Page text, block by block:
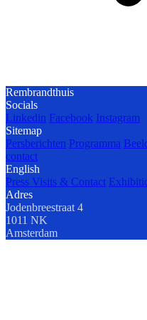
Rembrandthuis
Socials
Linkedin Facebook Instagram
Sitemap
Persberichten Programma
contact
English
Press Visits & Contact
Adres
Jodenbreestraat 4
1011 NK
Amsterdam